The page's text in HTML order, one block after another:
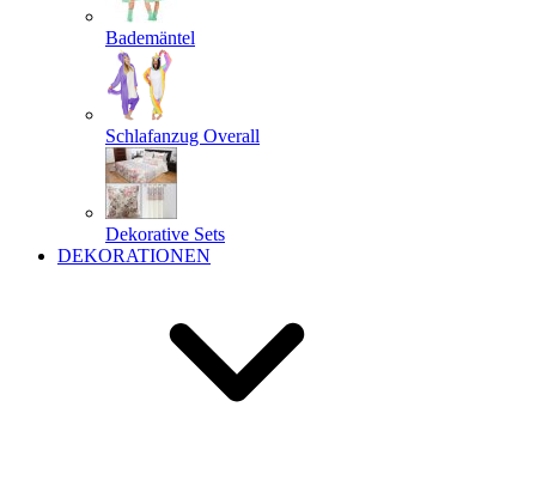
Bademäntel
Schlafanzug Overall
Dekorative Sets
DEKORATIONEN